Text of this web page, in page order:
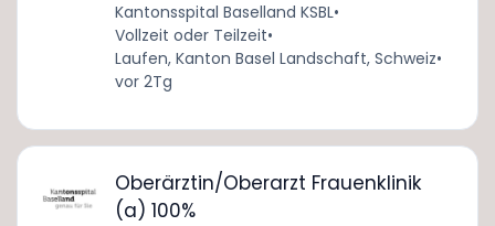
Kantonsspital Baselland KSBL•
Vollzeit oder Teilzeit•
Laufen, Kanton Basel Landschaft, Schweiz•
vor 2Tg
Oberärztin/Oberarzt Frauenklinik
(a) 100%